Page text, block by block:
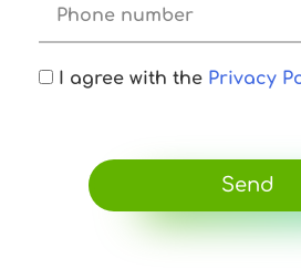
I agree with the Privacy
Send